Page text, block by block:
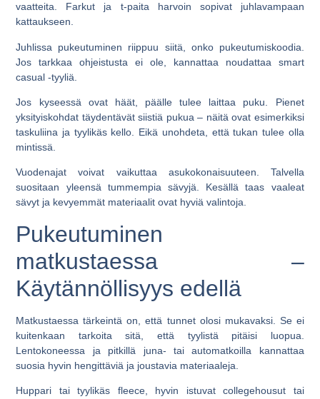
vaatteita. Farkut ja t-paita harvoin sopivat juhlavampaan
kattaukseen.
Juhlissa pukeutuminen riippuu siitä, onko pukeutumiskoodia.
Jos tarkkaa ohjeistusta ei ole, kannattaa noudattaa smart
casual -tyyliä.
Jos kyseessä ovat häät, päälle tulee laittaa puku. Pienet
yksityiskohdat täydentävät siistiä pukua – näitä ovat esimerkiksi
taskuliina ja tyylikäs kello. Eikä unohdeta, että tukan tulee olla
mintissä.
Vuodenajat voivat vaikuttaa asukokonaisuuteen. Talvella
suositaan yleensä tummempia sävyjä. Kesällä taas vaaleat
sävyt ja kevyemmät materiaalit ovat hyviä valintoja.
Pukeutuminen
matkustaessa –
Käytännöllisyys edellä
Matkustaessa tärkeintä on, että tunnet olosi mukavaksi. Se ei
kuitenkaan tarkoita sitä, että tyylistä pitäisi luopua.
Lentokoneessa ja pitkillä juna- tai automatkoilla kannattaa
suosia hyvin hengittäviä ja joustavia materiaaleja.
Huppari tai tyylikäs fleece, hyvin istuvat collegehousut tai